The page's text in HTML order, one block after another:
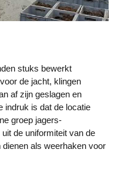
de jacht, klingen
af zijn geslagen en
indruk is dat de locatie
groep jagers-
de uniformiteit van de
als weerhaken voor